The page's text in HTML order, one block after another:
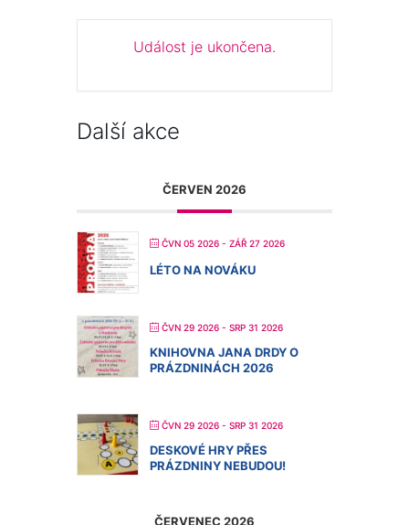
Událost je ukončena.
Další akce
ČERVEN 2026
ČVN 05 2026 - ZÁŘ 27 2026
LÉTO NA NOVÁKU
ČVN 29 2026 - SRP 31 2026
KNIHOVNA JANA DRDY O
PRÁZDNINÁCH 2026
ČVN 29 2026 - SRP 31 2026
DESKOVÉ HRY PŘES
PRÁZDNINY NEBUDOU!
ČERVENEC 2026